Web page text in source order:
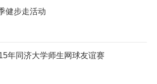
健步走活动
年同济大学师生网球友谊赛